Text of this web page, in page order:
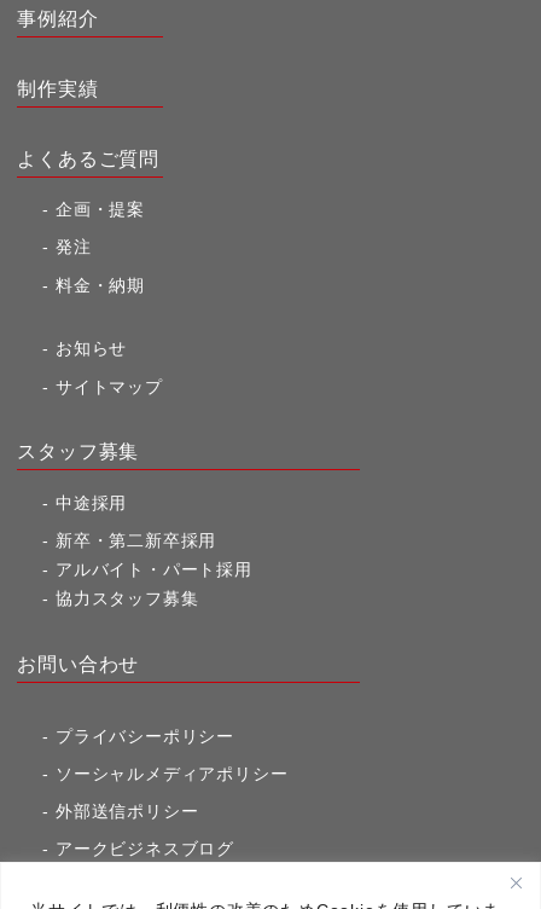
事例紹介
制作実績
よくあるご質問
企画・提案
発注
料金・納期
お知らせ
サイトマップ
スタッフ募集
中途採用
新卒・第二新卒採用
アルバイト・パート採用
協力スタッフ募集
お問い合わせ
プライバシーポリシー
ソーシャルメディアポリシー
外部送信ポリシー
アークビジネスブログ